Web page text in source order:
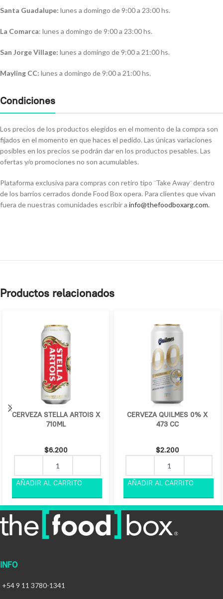
Santa Guadalupe: lunes a domingo de 9:00 a 23:00 hs.
La Comarca: lunes a domingo de 9:00 a 23:00 hs.
San Jorge Village: lunes a domingo de 9:00 a 21:00 hs.
Mayling CC: lunes a domingo de 9:00 a 21:00 hs.
Condiciones
Los precios de los productos elegidos en el momento de la compra son
fijados en el momento en que haces el pedido. Las únicas variaciones
posibles en los precios se podrán dar en los productos pesables. Las
ofertas y/o promociones no son acumulables.
Plataforma exclusiva para compras con retiro tipo ¨Take Away¨ dentro
de los barrios cerrados donde Food Box opera. Para clientes que vivan
fuera de nuestras comunidades escribir a info@thefoodboxarg.com.
Productos relacionados
CERVEZA STELLA ARTOIS X
710ML
$6.200
CERVEZA QUILMES 0% X
473 CC
$2.200
INFO
+54 9 11 3780-1341